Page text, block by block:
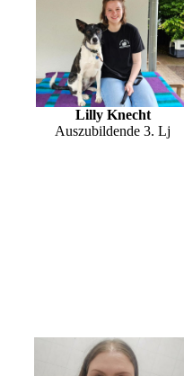
Lilly Knecht
Auszubildende 3. Lj